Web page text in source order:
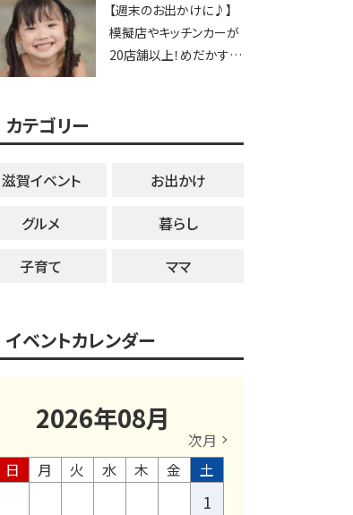
【週末のお出かけに♪】
模擬店やキッチンカーが
20店舗以上！めだかすく
祭り】
カテゴリー
滋賀イベント
お出かけ
グルメ
暮らし
子育て
ママ
イベントカレンダー
2026年08月
次月
日
月 火 水 木 金 土
1